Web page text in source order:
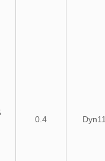
0.4 Dyn11